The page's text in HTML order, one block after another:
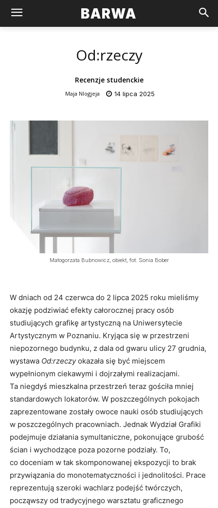
BARWA
Od:rzeczy
Recenzje studenckie
Maja Nlogjeja 14 lipca 2025
Małogorzata Bubnowicz, obiekt, fot. Sonia Bober
W dniach od 24 czerwca do 2 lipca 2025 roku mieliśmy
okazję podziwiać efekty całorocznej pracy osób
studiujących grafikę artystyczną na Uniwersytecie
Artystycznym w Poznaniu. Kryjąca się w przestrzeni
niepozornego budynku, z dala od gwaru ulicy 27 grudnia,
wystawa Od:rzeczyokazała się być miejscem
wypełnionym ciekawymi i dojrzałymi realizacjami.
Ta niegdyś mieszkalna przestrzeń teraz gościła mniej
standardowych lokatorów. W poszczególnych pokojach
zaprezentowane zostały owoce nauki osób studiujących
w poszczególnych pracowniach. Jednak Wydział Grafiki
podejmuje działania symultaniczne, pokonujące grubość
ścian i wychodzące poza pozorne podziały. To,
co doceniam w tak skomponowanej ekspozycji to brak
przywiązania do monotematyczności i jednolitości. Prace
reprezentują szeroki wachlarz podejść twórczych,
począwszy od tradycyjnego warsztatu graficznego